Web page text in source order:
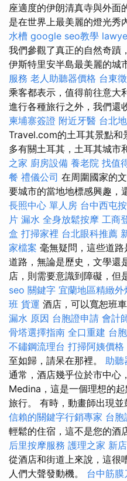
座適度的伊朗清真寺與外面
是在世界上最美麗的燈光秀
水槽 google seo教學
我們參觀了真正的自然奇蹟
伊斯特里安半島最美麗的城
服務 老人助聽器價格 台東
乘客都表示，值得前往意大
進行各種旅行之外，我們還
柬埔寨簽證 附近牙醫 台北
Travel.com的土耳其景點和
多有關土耳其，土耳其城市
之家 廚房設備 養老院 找值
餐 禮儀公司 在周圍國家的
要城市的當地地標感興趣，
長照中心 單人房 台中西屯
片 漏水 全身放鬆按摩 工商
盒 打掃家裡 台北眼科推薦
家檔案 毫無疑問，這些道
道路，無論是歷史，文學還
店，則需要意識到障礙，但
seo 關鍵字 宜蘭地區精緻外
班 貨運 酒店，可以寬恕班
漏水 原因 台胞證申請 會計
骨塔選擇指南 全口重建 台
不鏽鋼流理台 打掃阿姨價格
至如歸，請呆在那裡。 助聽
通常，酒店幾乎位於市中心
Medina，這是一個理想的
旅行。 有時，動畫師出現並
信賴的關鍵字行銷專家 台胞
輕鬆的住宿，這不是您的酒
后里按摩服務 護理之家 新店
從酒店和街道上來說，這很
人們大聲發動機。 台中筋膜